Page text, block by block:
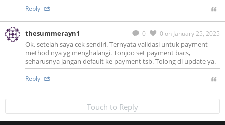
Reply
0 0 on January 25, 2025
thesummerayn1
Ok, setelah saya cek sendiri. Ternyata validasi untuk payment
method nya yg menghalangi. Tonjoo set payment bacs,
seharusnya jangan default ke payment tsb. Tolong di update ya.
Reply
Touch to Reply